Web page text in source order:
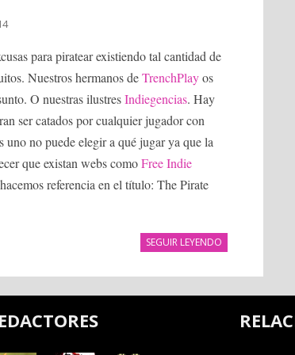
para piratear existiendo tal cantidad de
Nuestros hermanos deTrenchPlayos
O nuestras ilustresIndiegencias. Hay
ser catados por cualquier jugador con
no puede elegir a qué jugar ya que la
que existan webs comoFree Indie
referencia en el título: The Pirate
SEGUIR LEYENDO